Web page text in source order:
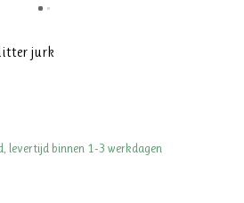
jurk
levertijd binnen 1-3 werkdagen